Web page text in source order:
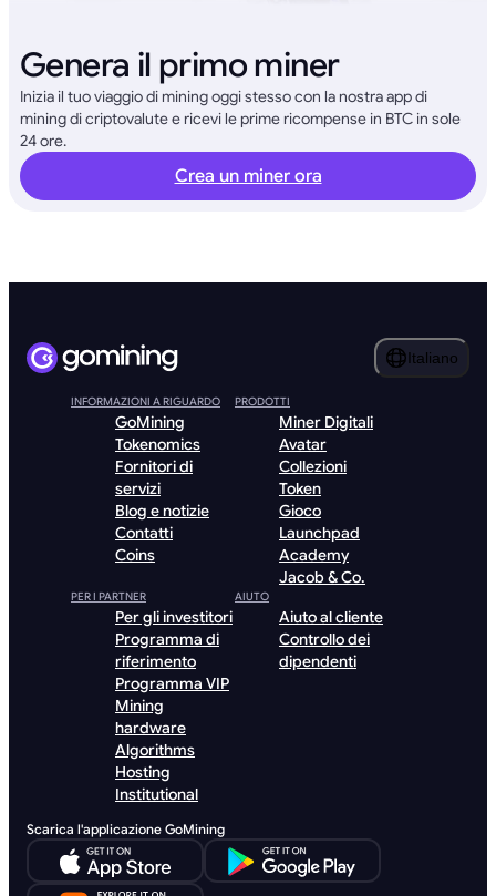
Genera il primo miner
Inizia il tuo viaggio di mining oggi stesso con la nostra app di
mining di criptovalute e ricevi le prime ricompense in BTC in sole
24 ore.
Crea un miner ora
Italiano
INFORMAZIONI A RIGUARDO
GoMining
Tokenomics
Fornitori di
servizi
Blog e notizie
Contatti
Coins
PRODOTTI
Miner Digitali
Avatar
Collezioni
Token
Gioco
Launchpad
Academy
Jacob & Co.
PER I PARTNER
Per gli investitori
Programma di
riferimento
Programma VIP
Mining
hardware
Algorithms
Hosting
Institutional
AIUTO
Aiuto al cliente
Controllo dei
dipendenti
Scarica l'applicazione GoMining